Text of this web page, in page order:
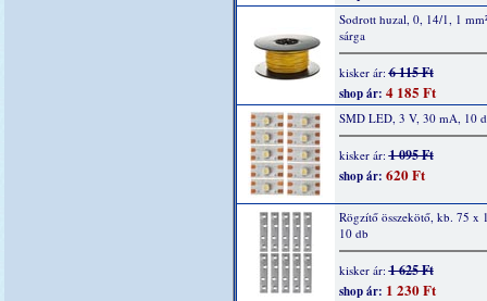
Sodrott huzal, 0, 14/1, 1
sárga
kisker ár:6 115 Ft
shop ár: 4 185 Ft
SMD LED, 3 V, 30 mA, 10
kisker ár:1 095 Ft
shop ár: 620 Ft
Rögzítő összekötő, kb. 75 x
10 db
kisker ár:1 625 Ft
shop ár: 1 230 Ft